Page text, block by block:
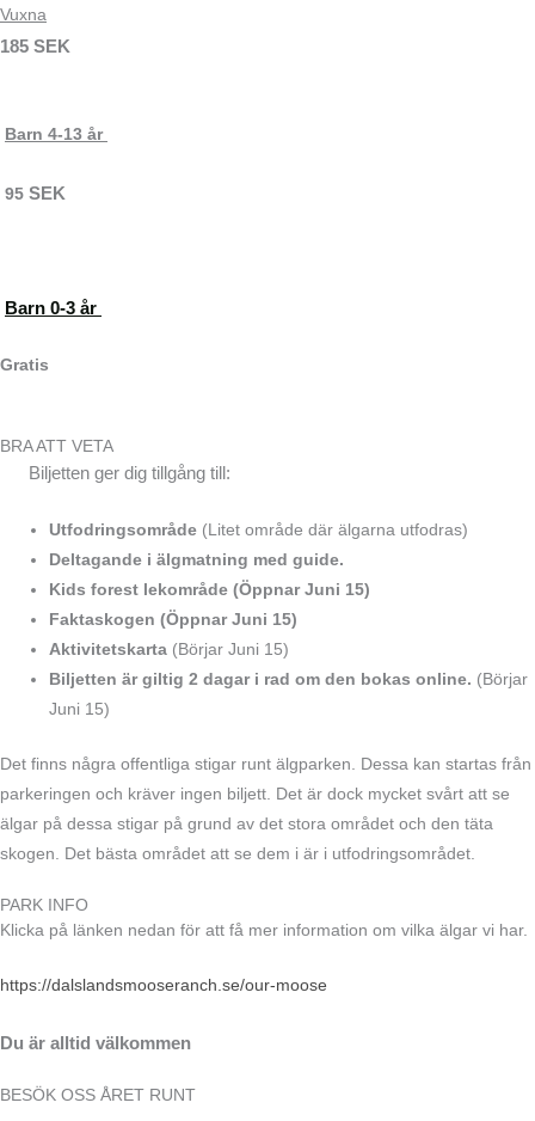
Vuxna
185 SEK
Barn 4-13 år
95 SEK
Barn 0-3 år
Gratis
BRA ATT VETA
Biljetten ger dig tillgång till:
Utfodringsområde (Litet område där älgarna utfodras)
Deltagande i älgmatning med guide.
Kids forest lekområde (Öppnar Juni 15)
Faktaskogen (Öppnar Juni 15)
Aktivitetskarta (Börjar Juni 15)
Biljetten är giltig 2 dagar i rad om den bokas online. (Börjar
Juni 15)
Det finns några offentliga stigar runt älgparken. Dessa kan startas från
parkeringen och kräver ingen biljett. Det är dock mycket svårt att se
älgar på dessa stigar på grund av det stora området och den täta
skogen. Det bästa området att se dem i är i utfodringsområdet.
PARK INFO
Klicka på länken nedan för att få mer information om vilka älgar vi har.
https://dalslandsmooseranch.se/our-moose
Du är alltid välkommen
BESÖK OSS ÅRET RUNT